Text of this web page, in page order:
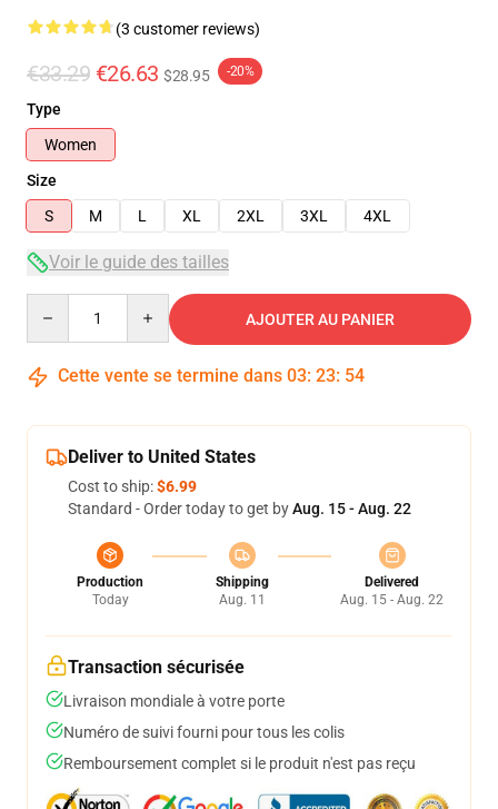
(3 customer reviews)
€33.29 €26.63 $28.95 -20%
Type
Women
Size
S
M L XL 2XL 3XL 4XL
Voir le guide des tailles
AJOUTER AU PANIER
Cette vente se termine dans 03: 23: 53
Deliver to United States
Cost to ship:$6.99
Standard - Order today to get byAug. 15 - Aug. 22
Production
Today
Shipping
Aug. 11
Delivered
Aug. 15 - Aug. 22
Transaction sécurisée
Livraison mondiale à votre porte
Numéro de suivi fourni pour tous les colis
Remboursement complet si le produit n'est pas reçu